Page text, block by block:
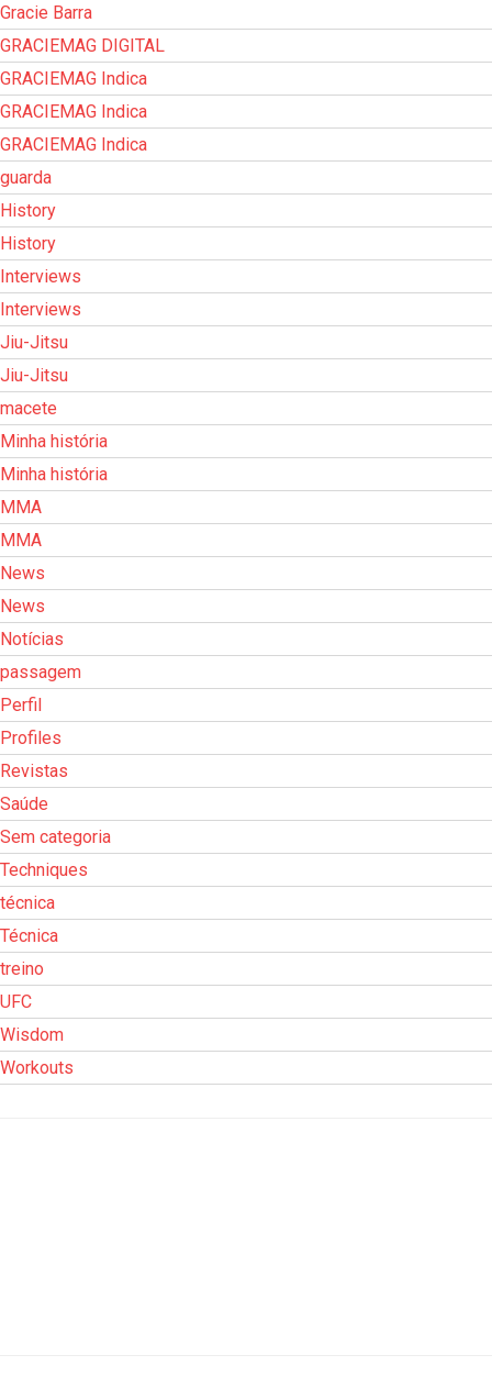
Gracie Barra
GRACIEMAG DIGITAL
GRACIEMAG Indica
GRACIEMAG Indica
GRACIEMAG Indica
guarda
History
History
Interviews
Interviews
Jiu-Jitsu
Jiu-Jitsu
macete
Minha história
Minha história
MMA
MMA
News
News
Notícias
passagem
Perfil
Profiles
Revistas
Saúde
Sem categoria
Techniques
técnica
Técnica
treino
UFC
Wisdom
Workouts